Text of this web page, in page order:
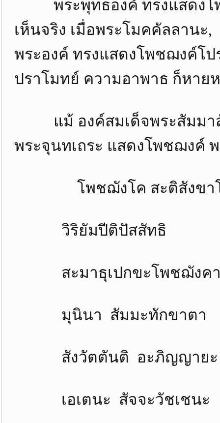
พระพุทธองค์ ทรงแสดงโพ
เห็นจริง เมื่อพระโมคคัลล
พระองค์ ทรงแสดงโพชฌงค์โ
ปราโมทย์ ความอาพาธ ก็หาย
แม้ องค์สมเด็จพระสัมมาสั
พระจุนทเถระ แสดงโพชฌงค์
โพชฌังโค สะติสังขาโ
วิริยัมปีติปัสสัทธิ โพ
สะมาธุเปกขะโพชฌังค
มุนินา สัมมะทักขาตา
สังวัตตันติ อะภิญญาย
เอเตนะ สัจจะวัชเชน